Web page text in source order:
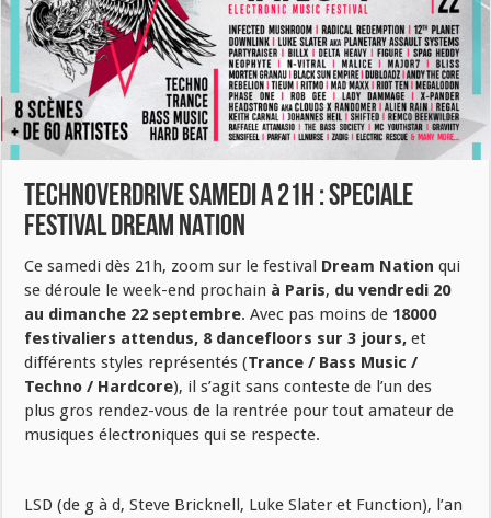
TECHNOVERDRIVE SAMEDI A 21H : SPECIALE
FESTIVAL DREAM NATION
Ce samedi dès 21h, zoom sur le festival Dream Nation qui
se déroule le week-end prochain à Paris, du vendredi 20
au dimanche 22 septembre. Avec pas moins de 18000
festivaliers attendus, 8 dancefloors sur 3 jours, et
différents styles représentés (Trance / Bass Music /
Techno / Hardcore), il s’agit sans conteste de l’un des
plus gros rendez-vous de la rentrée pour tout amateur de
musiques électroniques qui se respecte.
LSD (de g à d, Steve Bricknell, Luke Slater et Function), l’an